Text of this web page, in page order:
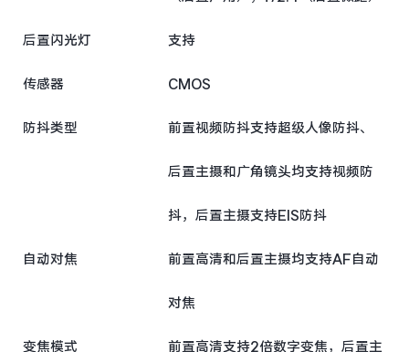
后置闪光灯
传感器
防抖类型
自动对焦
变焦模式
支持
CMOS
前置视频防抖支持超级人像防抖、
后置主摄和广角镜头均支持视频防
抖，后置主摄支持EIS防抖
前置高清和后置主摄均支持AF自动
对焦
前置高清支持2倍数字变焦，后置主